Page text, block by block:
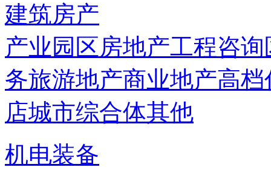
建筑房产
产业园区房地产工程咨询
务旅游地产商业地产高档
店城市综合体其他
机电装备